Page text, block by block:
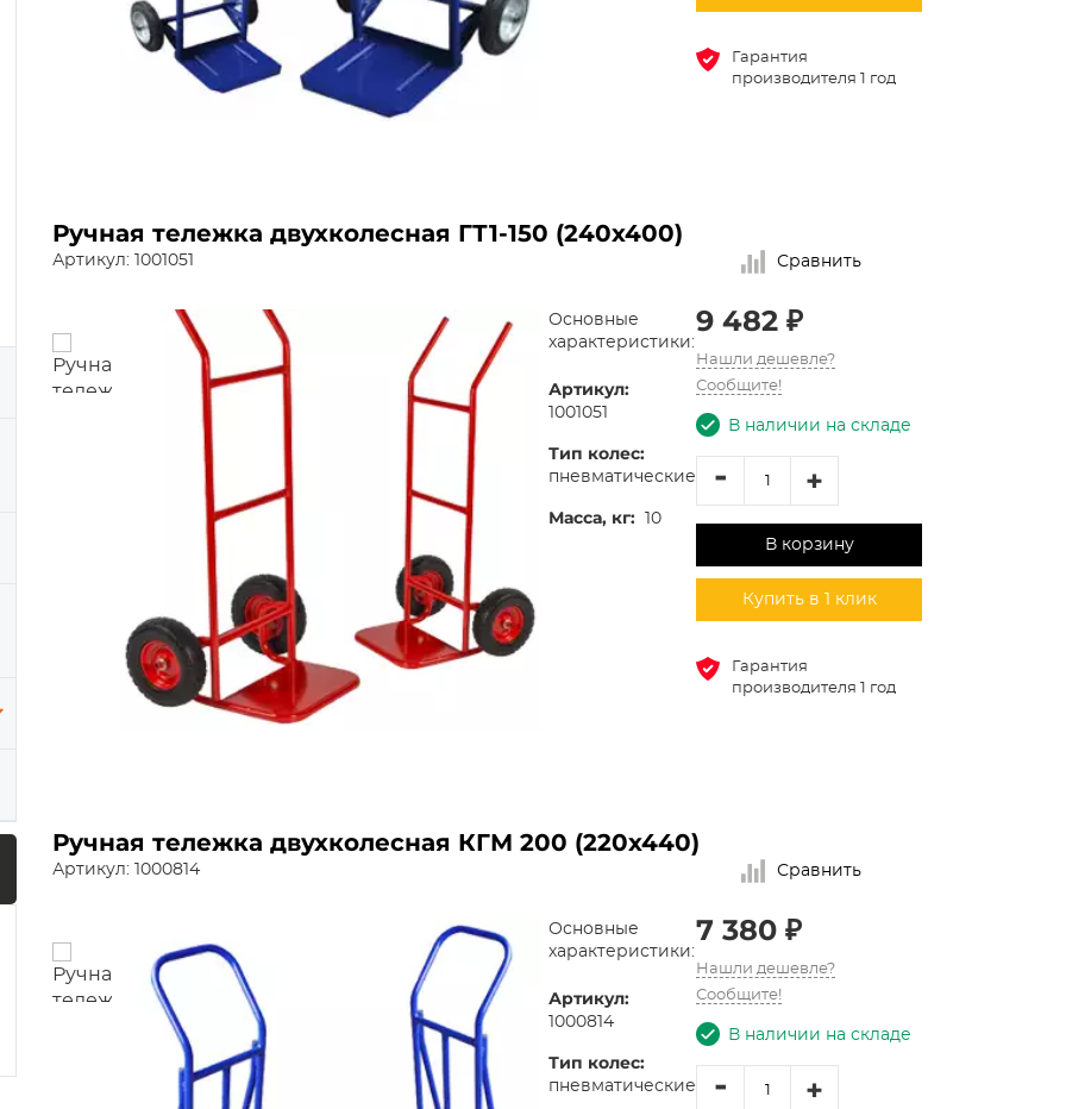
Гарантия
производителя 1 год
Ручная тележка двухколесная ГТ1-150 (240х400)
Артикул: 1001051 Сравнить
Основные
характеристики:
Артикул:
1001051
Тип колес:
пневматические
Масса, кг: 10
9 482 ₽
Нашли дешевле?
Сообщите!
В наличии на складе
- +
В корзину
Купить в 1 клик
Гарантия
производителя 1 год
Ручная тележка двухколесная КГМ 200 (220х440)
Артикул: 1000814 Сравнить
Основные
характеристики:
Артикул:
1000814
Тип колес:
пневматические
7 380 ₽
Нашли дешевле?
Сообщите!
В наличии на складе
- +